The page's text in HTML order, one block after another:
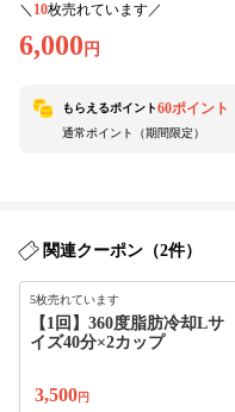
＼ 10枚売れています／
6,000 円
もらえるポイント60ポイント
通常ポイント（期間限定）
関連クーポン（2件）
5枚売れています
【1回】360度脂肪冷却Lサ
イズ40分×2カップ
3,500円